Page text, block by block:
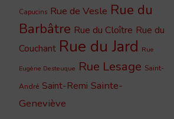
Capucins Rue de Vesle Rue du
Barbâtre Rue du Cloître Rue du
Couchant Rue du Jard Rue
Eugène Desteuque Rue Lesage Saint-
André Saint-Remi Sainte-
Geneviève